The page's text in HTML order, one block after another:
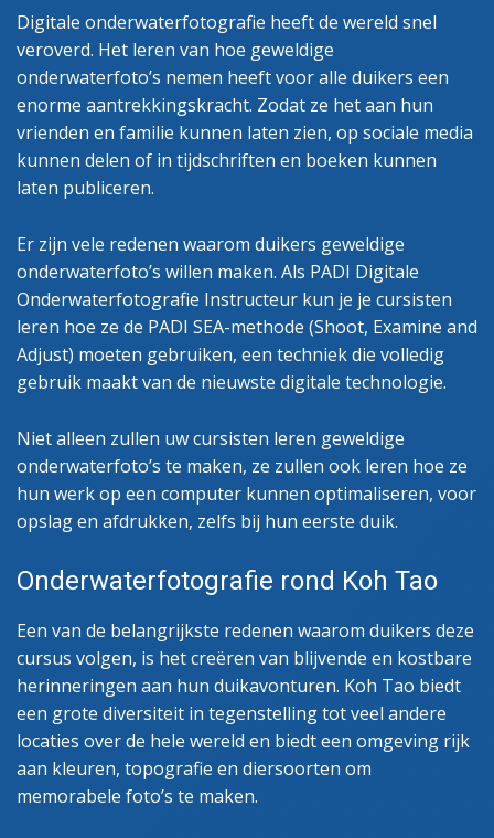
Digitale onderwaterfotografie heeft de wereld snel
veroverd. Het leren van hoe geweldige
onderwaterfoto’s nemen heeft voor alle duikers een
enorme aantrekkingskracht. Zodat ze het aan hun
vrienden en familie kunnen laten zien, op sociale media
kunnen delen of in tijdschriften en boeken kunnen
laten publiceren.
Er zijn vele redenen waarom duikers geweldige
onderwaterfoto’s willen maken. Als PADI Digitale
Onderwaterfotografie Instructeur kun je je cursisten
leren hoe ze de PADI SEA-methode (Shoot, Examine and
Adjust) moeten gebruiken, een techniek die volledig
gebruik maakt van de nieuwste digitale technologie.
Niet alleen zullen uw cursisten leren geweldige
onderwaterfoto’s te maken, ze zullen ook leren hoe ze
hun werk op een computer kunnen optimaliseren, voor
opslag en afdrukken, zelfs bij hun eerste duik.
Onderwaterfotografie rond Koh Tao
Een van de belangrijkste redenen waarom duikers deze
cursus volgen, is het creëren van blijvende en kostbare
herinneringen aan hun duikavonturen. Koh Tao biedt
een grote diversiteit in tegenstelling tot veel andere
locaties over de hele wereld en biedt een omgeving rijk
aan kleuren, topografie en diersoorten om
memorabele foto’s te maken.